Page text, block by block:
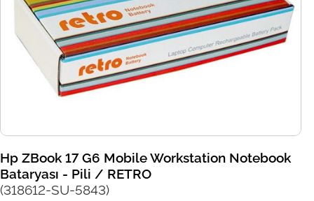
Hp ZBook 17 G6 Mobile Workstation Notebook
Bataryası - Pili / RETRO
(318612-SU-5843)